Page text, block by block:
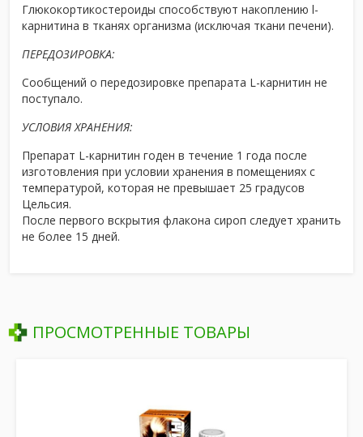
Глюкокортикостероиды способствуют накоплению l-
карнитина в тканях организма (исключая ткани печени).
ПЕРЕДОЗИРОВКА:
Сообщений о передозировке препарата L-карнитин не
поступало.
УСЛОВИЯ ХРАНЕНИЯ:
Препарат L-карнитин годен в течение 1 года после
изготовления при условии хранения в помещениях с
температурой, которая не превышает 25 градусов
Цельсия.
После первого вскрытия флакона сироп следует хранить
не более 15 дней.
ПРОСМОТРЕННЫЕ ТОВАРЫ